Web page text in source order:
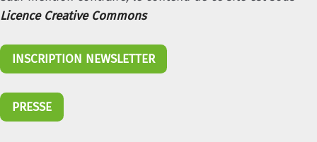
Licence Creative Commons
INSCRIPTION NEWSLETTER
PRESSE